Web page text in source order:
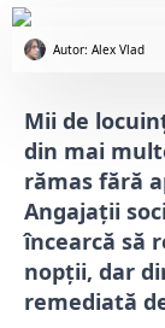
Autor: Alex Vlad
Mii de
din mai
rămas fără
Angajații
încearcă să
nopții, dar
remediată